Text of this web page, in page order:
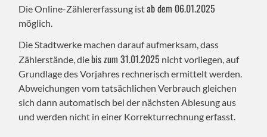
Die Online-Zählererfassung istab dem 06.01.2025
möglich.
Die Stadtwerke machen darauf aufmerksam, dass
Zählerstände, die bis zum 31.01.2025 nicht vorliegen, auf
Grundlage des Vorjahres rechnerisch ermittelt werden.
Abweichungen vom tatsächlichen Verbrauch gleichen
sich dann automatisch bei der nächsten Ablesung aus
und werden nicht in einer Korrekturrechnung erfasst.